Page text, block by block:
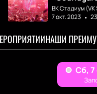
ВК Стадиум
7 окт. 2023
НАШИ